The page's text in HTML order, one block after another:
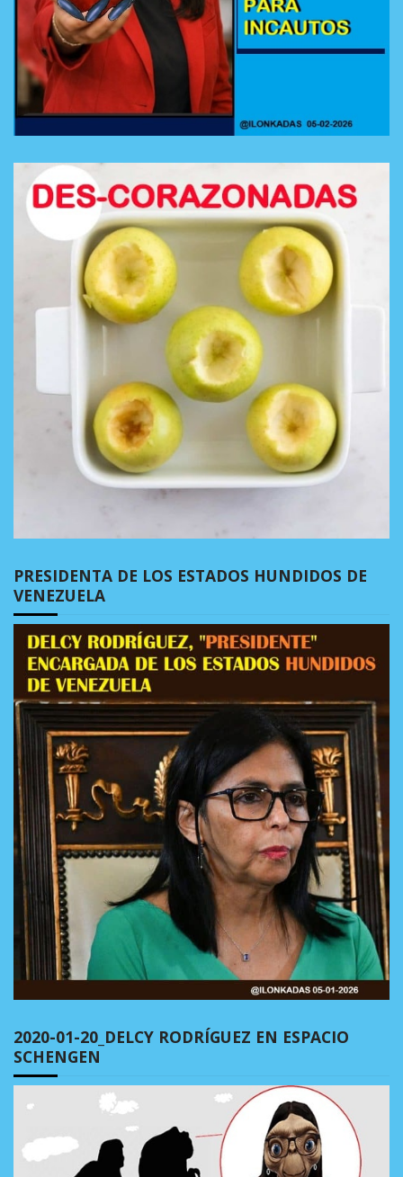
PRESIDENTA DE LOS ESTADOS HUNDIDOS DE
VENEZUELA
2020-01-20_DELCY RODRÍGUEZ EN ESPACIO
SCHENGEN